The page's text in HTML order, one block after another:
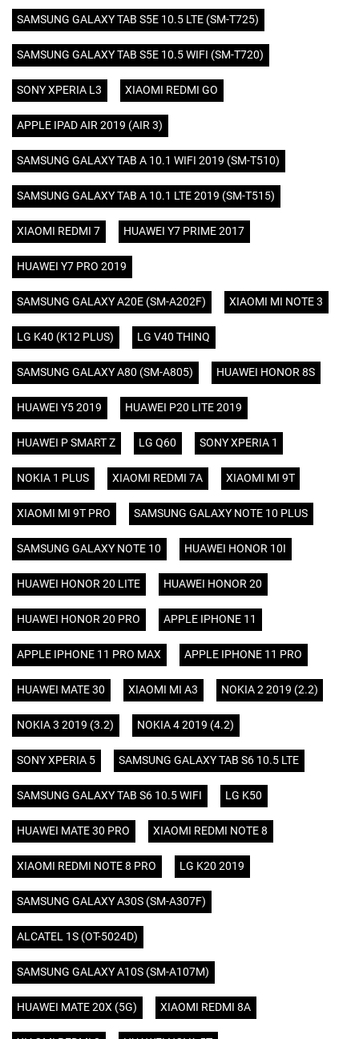
SAMSUNG GALAXY TAB S5E 10.5 LTE (SM-T725)
SAMSUNG GALAXY TAB S5E 10.5 WIFI (SM-T720)
SONY XPERIA L3 XIAOMI REDMI GO
APPLE IPAD AIR 2019 (AIR 3)
SAMSUNG GALAXY TAB A 10.1 WIFI 2019 (SM-T510)
SAMSUNG GALAXY TAB A 10.1 LTE 2019 (SM-T515)
XIAOMI REDMI 7 HUAWEI Y7 PRIME 2017
HUAWEI Y7 PRO 2019
SAMSUNG GALAXY A20E (SM-A202F) XIAOMI MI NOTE 3
LG K40 (K12 PLUS) LG V40 THINQ
SAMSUNG GALAXY A80 (SM-A805) HUAWEI HONOR 8S
HUAWEI Y5 2019 HUAWEI P20 LITE 2019
HUAWEI P SMART Z LG Q60 SONY XPERIA 1
NOKIA 1 PLUS XIAOMI REDMI 7A XIAOMI MI 9T
XIAOMI MI 9T PRO SAMSUNG GALAXY NOTE 10 PLUS
SAMSUNG GALAXY NOTE 10 HUAWEI HONOR 10I
HUAWEI HONOR 20 LITE HUAWEI HONOR 20
HUAWEI HONOR 20 PRO APPLE IPHONE 11
APPLE IPHONE 11 PRO MAX APPLE IPHONE 11 PRO
HUAWEI MATE 30 XIAOMI MI A3 NOKIA 2 2019 (2.2)
NOKIA 3 2019 (3.2) NOKIA 4 2019 (4.2)
SONY XPERIA 5 SAMSUNG GALAXY TAB S6 10.5 LTE
SAMSUNG GALAXY TAB S6 10.5 WIFI LG K50
HUAWEI MATE 30 PRO XIAOMI REDMI NOTE 8
XIAOMI REDMI NOTE 8 PRO LG K20 2019
SAMSUNG GALAXY A30S (SM-A307F)
ALCATEL 1S (OT-5024D)
SAMSUNG GALAXY A10S (SM-A107M)
HUAWEI MATE 20X (5G) XIAOMI REDMI 8A